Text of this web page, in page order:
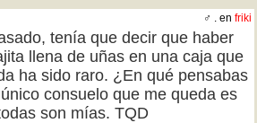
♂ . en friki
tenía que decir que haber
llena de uñas en una caja que
ha sido raro. ¿En qué pensabas
consuelo que me queda es
son mías. TQD